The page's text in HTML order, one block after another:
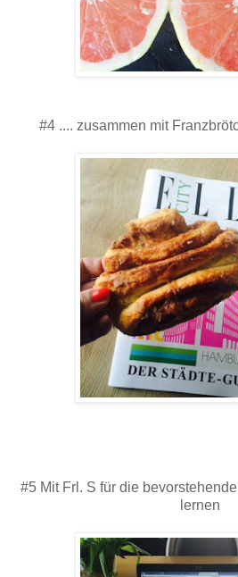
#4 .... zusammen mit
#5 Mit Frl. S für die
lernen